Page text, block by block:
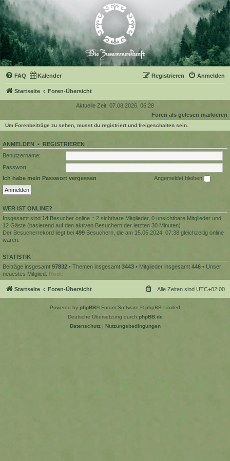
FAQ Kalender Anmelden
Registrieren
Startseite Foren-Übersicht
Aktuelle Zeit: 07.08.2026, 06:28
Foren als gelesen markieren
Um Forenbeiträge zu sehen, musst du registriert und freigeschalten sein.
ANMELDEN • REGISTRIEREN
Benutzername:
Passwort:
Ich habe mein Passwort vergessen
Angemeldet bleiben
WER IST ONLINE?
Insgesamt sind 14 Besucher online :: 2 sichtbare Mitglieder, 0 unsichtbare Mitglieder und
12 Gäste (basierend auf den aktiven Besuchern der letzten 30 Minuten)
Der Besucherrekord liegt bei 499 Besuchern, die am 15.05.2024, 07:38 gleichzeitig online
waren.
STATISTIK
Beiträge insgesamt 97832 • Themen insgesamt 3443 • Mitglieder insgesamt 446 • Unser
neuestes Mitglied: Rode
Startseite Foren-Übersicht Alle Zeiten sind UTC+02:00
Powered by phpBB® Forum Software © phpBB Limited
Deutsche Übersetzung durch phpBB.de
Datenschutz| Nutzungsbedingungen